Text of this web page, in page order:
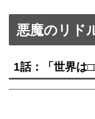
悪魔のリド
1話：「世界は